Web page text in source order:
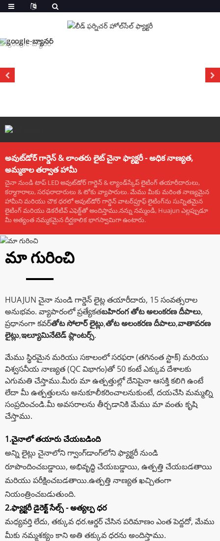
అవుట్‌డోర్ గార్డెన్ & లాంతరు లైట్ చైనా ఫ్యాక్టరీ - అధిక నాణ్యత,
అమ్మకాల తర్వాత హామీ
చైనా నుండి టాప్ LED అవుట్‌డోర్ గార్డెన్ & ల్యాండ్‌స్కేప్ లైటింగ్ తయారీదారులు,
కర్మాగారాలు, సరఫరాదారులు & టోకు వ్యాపారులు. మేము మీకు మరింత నాణ్యమైన
హామీని మరియు చౌక ధరలో అవుట్‌డోర్ గార్డెన్ వాటర్‌ప్రూఫ్ లైటింగ్‌ను సున్నితమైన
లైటింగ్ మరియు డెకరేటివ్ ఎఫెక్ట్‌తో అందిస్తాము.నన్ను నమ్మండి, Huajun ఎల్లప్పుడూ
మీ అత్యంత నమ్మకమైన దీర్ఘకాలిక భాగస్వామిగా ఉంటారు.
మా గురించి
HUAJUN చైనా నుండి గార్డెన్ లైట్ల తయారీదారు, 15 సంవత్సరాల
అనుభవం. వ్యాపారంలో ప్రత్యేకతబహిరంగ తోట అలంకరణ దీపాలు,
ప్రధానంగా కవర్తోట సోలార్ లైట్లు,తోట అలంకరణ దీపాలు,వాతావరణ
లైట్లు,ఇల్యూమినేటెడ్ ప్లాంటర్స్.
మేము స్థిరమైన మరియు సకాలంలో సరఫరా (తగినంత స్టాక్) మరియు
విశ్వసనీయ నాణ్యత (QC విభాగం)తో 50 కంటే ఎక్కువ దేశాలకు
ఎగుమతి చేస్తాము.మీరు మా ఉత్పత్తుల్లో దేనిపైనా ఆసక్తి కలిగి ఉంటే
లేదా మీ ఉత్పత్తులను అనుకూలీకరించాలనుకుంటే, దయచేసి మమ్మల్ని
సంప్రదించండి.మీ అవసరాలను తీర్చడానికి మేము మా వంతు కృషి
చేస్తాము.
1.చైనాలో తయారు చేయబడింది
అన్ని లైట్లు చైనాలోని గ్వాంగ్‌డాంగ్‌లోని ఫ్యాక్టరీ నుండి
రూపొందించబడ్డాయి, అభివృద్ధి చేయబడ్డాయి, ఉత్పత్తి చేయబడతాయి
మరియు పరీక్షించబడతాయి.ఉత్పత్తి నాణ్యత ఖచ్చితంగా
నియంత్రించబడుతుంది.
2.ఫ్యాక్టరీ డైరెక్ట్ సేల్స్ - అత్యల్ప ధర
మధ్యవర్తి లేదు, తక్కువ ధర.ఆర్డర్ చేసిన పరిమాణం ఎంత పెద్దదో, మేము
మీకు నమ్మశక్యం కాని అతి తక్కువ ధరను అందిస్తాము.